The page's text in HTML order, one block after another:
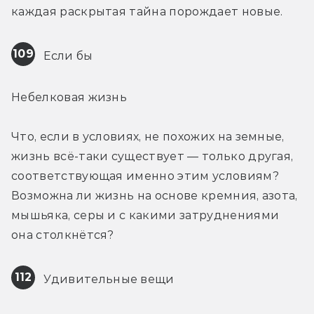
каждая раскрытая тайна порождает новые.
109 Если бы
Небелковая жизнь
Что, если в условиях, не похожих на земные,
жизнь всё-таки существует — только другая,
соответствующая именно этим условиям?
Возможна ли жизнь на основе кремния, азота,
мышьяка, серы и с какими затруднениями
она столкнётся?
112 Удивительные вещи